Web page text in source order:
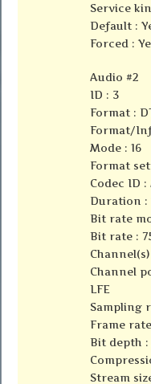
Service
Default :
Forced :
Audio #2
ID : 3
Format :
Format/
Mode : 16
Format
Codec ID :
Duration :
Bit rate
Bit rate :
Channel
LFE
Sampling
Frame rate
Bit depth :
Stream